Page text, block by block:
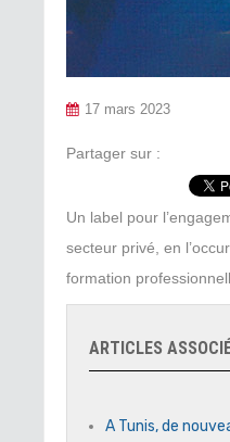
17 mars 2023
Partager sur :
Un label pour
secteur privé, en
formation
ARTICLES
A Tunis, de